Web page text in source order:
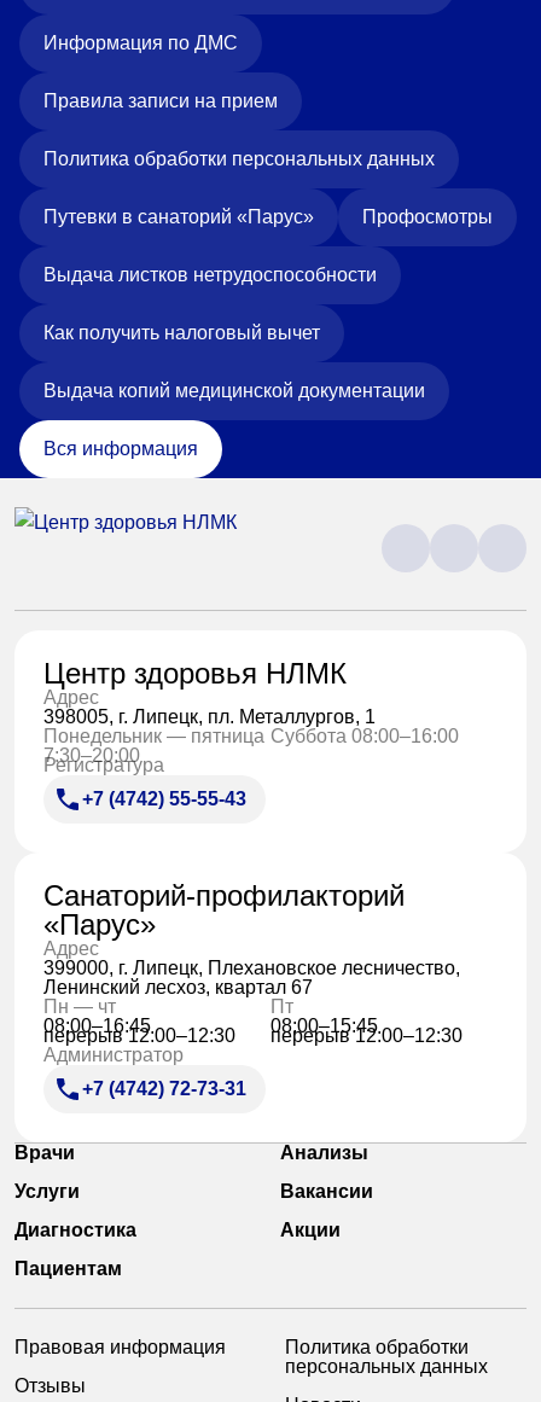
Информация по ДМС
Правила записи на прием
Политика обработки персональных данных
Путевки в санаторий «Парус» Профосмотры
Выдача листков нетрудоспособности
Как получить налоговый вычет
Выдача копий медицинской документации
Вся информация
Центр здоровья НЛМК
Адрес
398005, г. Липецк, пл. Металлургов, 1
Понедельник — пятница
7:30–20:00
Суббота 08:00–16:00
Регистратура
+7 (4742) 55-55-43
Санаторий-профилакторий
«Парус»
Адрес
399000, г. Липецк, Плехановское лесничество,
Ленинский лесхоз, квартал 67
Пн — чт
08:00–16:45
перерыв 12:00–12:30
Пт
08:00–15:45
перерыв 12:00–12:30
Администратор
+7 (4742) 72-73-31
Врачи
Анализы
Услуги
Вакансии
Диагностика
Акции
Пациентам
Правовая информация
Отзывы
Политика обработки
персональных данных